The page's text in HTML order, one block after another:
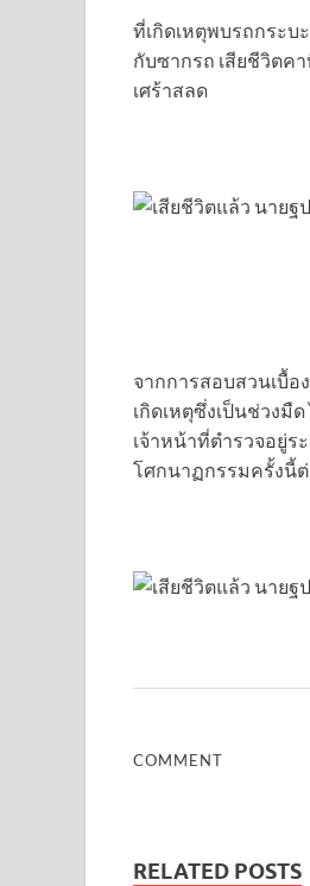
ที่เกิดเหตุพบรถกระ
กับซากรถ เสียชีวิตค
เศร้าสลด
จากการสอบสวนเบื้อ
เกิดเหตุซึ่งเป็นช่วงมื
เจ้าหน้าที่ตำรวจอยู่ร
โศกนาฏกรรมครั้งนี้
COMMENT
RELATED POSTS